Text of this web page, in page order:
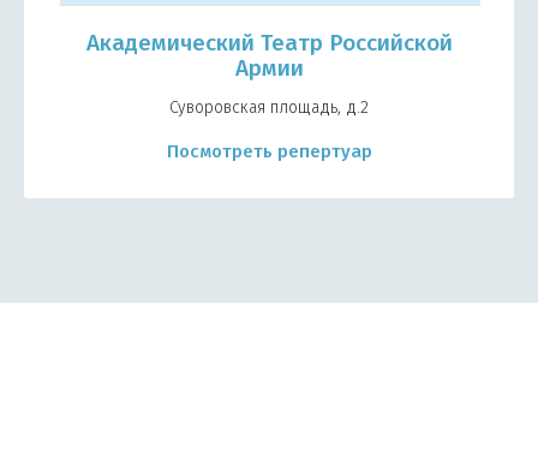
Академический Театр Российской
Армии
Суворовская площадь, д.2
Посмотреть репертуар